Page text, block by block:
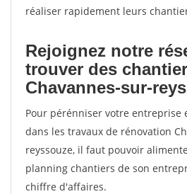
réaliser rapidement leurs
Rejoignez notre
trouver des
Chavannes-sur-
Pour pérénniser votre entreprise
dans les travaux de rénovation
reyssouze, il faut pouvoir
planning chantiers de son
chiffre d'affaires.